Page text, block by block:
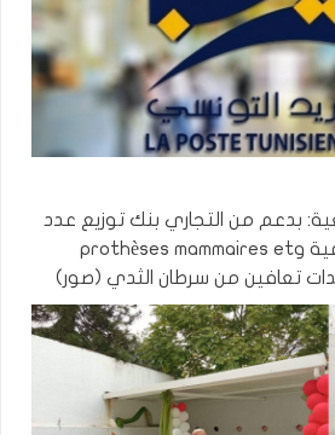
بدعم من التجاري بنك توزيع عدد
من الاثداء الاصطناعية وprothèses mammaires et